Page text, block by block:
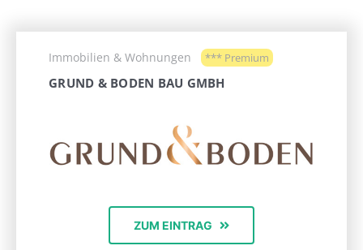
Immobilien & Wohnungen *** Premium
GRUND & BODEN BAU GMBH
ZUM EINTRAG